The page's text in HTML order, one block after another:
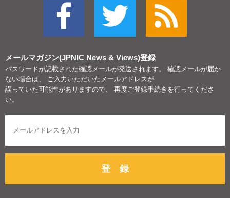
メールマガジン(JPNIC News & Views)登録
パスワードが記載された確認メールが発送されます。 確認メールが届か
ない場合は、 ご入力いただいたメールアドレスが
誤っていた可能性がありますので、 再度ご登録手続きを行ってくださ
い。
登 録